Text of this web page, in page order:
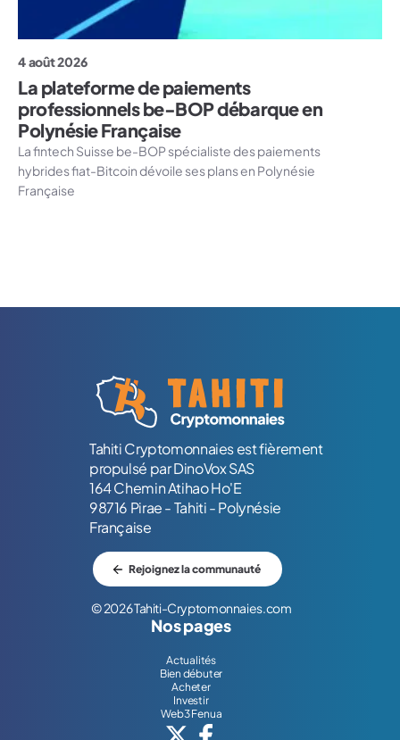
4 août 2026
La plateforme de paiements
professionnels be-BOP débarque en
Polynésie Française
La fintech Suisse be-BOP spécialiste des paiements
hybrides fiat-Bitcoin dévoile ses plans en Polynésie
Française
Tahiti Cryptomonnaies est fièrement
propulsé par DinoVox SAS
164 Chemin Atihao Ho'E
98716 Pirae - Tahiti - Polynésie
Française
Rejoignez la communauté
© 2026 Tahiti-Cryptomonnaies.com
Nos pages
Actualités
Bien débuter
Acheter
Investir
Web3 Fenua